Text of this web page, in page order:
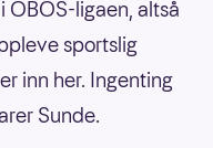
OBOS-ligaen, altså
sportslig
inn her. Ingenting
Sunde.